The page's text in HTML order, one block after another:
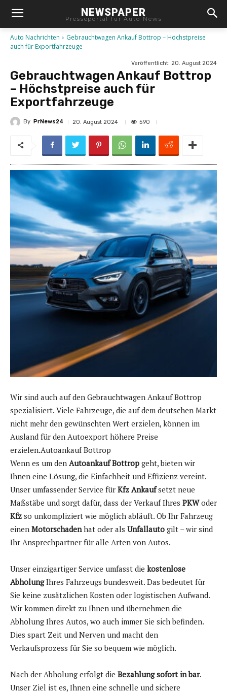
NEWSPAPER
Presseportal für Auto-News
Auto Nachrichten
Gebrauchtwagen Ankauf Bottrop – Höchstpreise
auch für Exportfahrzeuge
Veröffentlicht: 20. August 2024
Gebrauchtwagen Ankauf Bottrop
– Höchstpreise auch für
Exportfahrzeuge
By PrNews24 20. August 2024 590
Wir sind auch auf den Gebrauchtwagen Ankauf Bottrop
spezialisiert. Viele Fahrzeuge, die auf dem deutschen Markt
nicht mehr den gewünschten Wert erzielen, können im
Ausland für den Autoexport höhere Preise
erzielen.Autoankauf Bottrop
Wenn es um den Autoankauf Bottrop geht, bieten wir
Ihnen eine Lösung, die Einfachheit und Effizienz vereint.
Unser umfassender Service für Kfz Ankaufsetzt neue
Maßstäbe und sorgt dafür, dass der Verkauf Ihres PKWoder
Kfz so unkompliziert wie möglich abläuft. Ob Ihr Fahrzeug
einen Motorschaden hat oder als Unfallauto gilt – wir sind
Ihr Ansprechpartner für alle Arten von Autos.
Unser einzigartiger Service umfasst die kostenlose
AbholungIhres Fahrzeugs bundesweit. Das bedeutet für
Sie keine zusätzlichen Kosten oder logistischen Aufwand.
Wir kommen direkt zu Ihnen und übernehmen die
Abholung Ihres Autos, wo auch immer Sie sich befinden.
Dies spart Zeit und Nerven und macht den
Verkaufsprozess für Sie so bequem wie möglich.
Nach der Abholung erfolgt die Bezahlung sofort in bar.
Unser Ziel ist es, Ihnen eine schnelle und sichere